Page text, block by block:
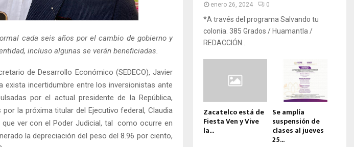
cada seis años por el cambio de gobierno y
incluso algunas se verán beneficiadas.
de Desarrollo Económico (SEDECO), Javier
exista incertidumbre entre los inversionistas ante
por el actual presidente de la República,
la próxima titular del Ejecutivo federal, Claudia
ver con el Poder Judicial, tal como ocurre en
la depreciación del peso del 8.96 por ciento,
enero 26, 2024 0
*A través del programa Salvando tu
colonia. 385 Grados / Huamantla /
REDACCIÓN...
Zacatelco está de
Fiesta Ven y Vive
la...
Se amplía
suspensión de
clases al jueves
25...